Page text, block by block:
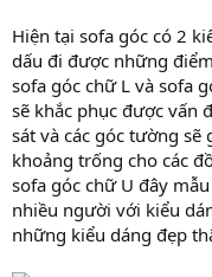
Hiện tại sofa góc có 2
dấu đi được những
sofa góc chữ L và sofa
sẽ khắc phục được vấn
sát và các góc tường
khoảng trống cho các
sofa góc chữ U đây
nhiều người với kiểu
những kiểu dáng đẹp